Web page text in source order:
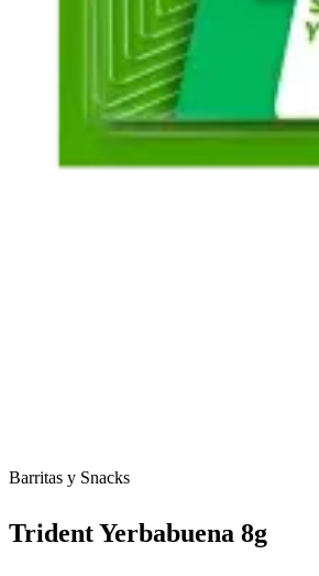
Barritas y Snacks
Trident Yerbabuena 8g